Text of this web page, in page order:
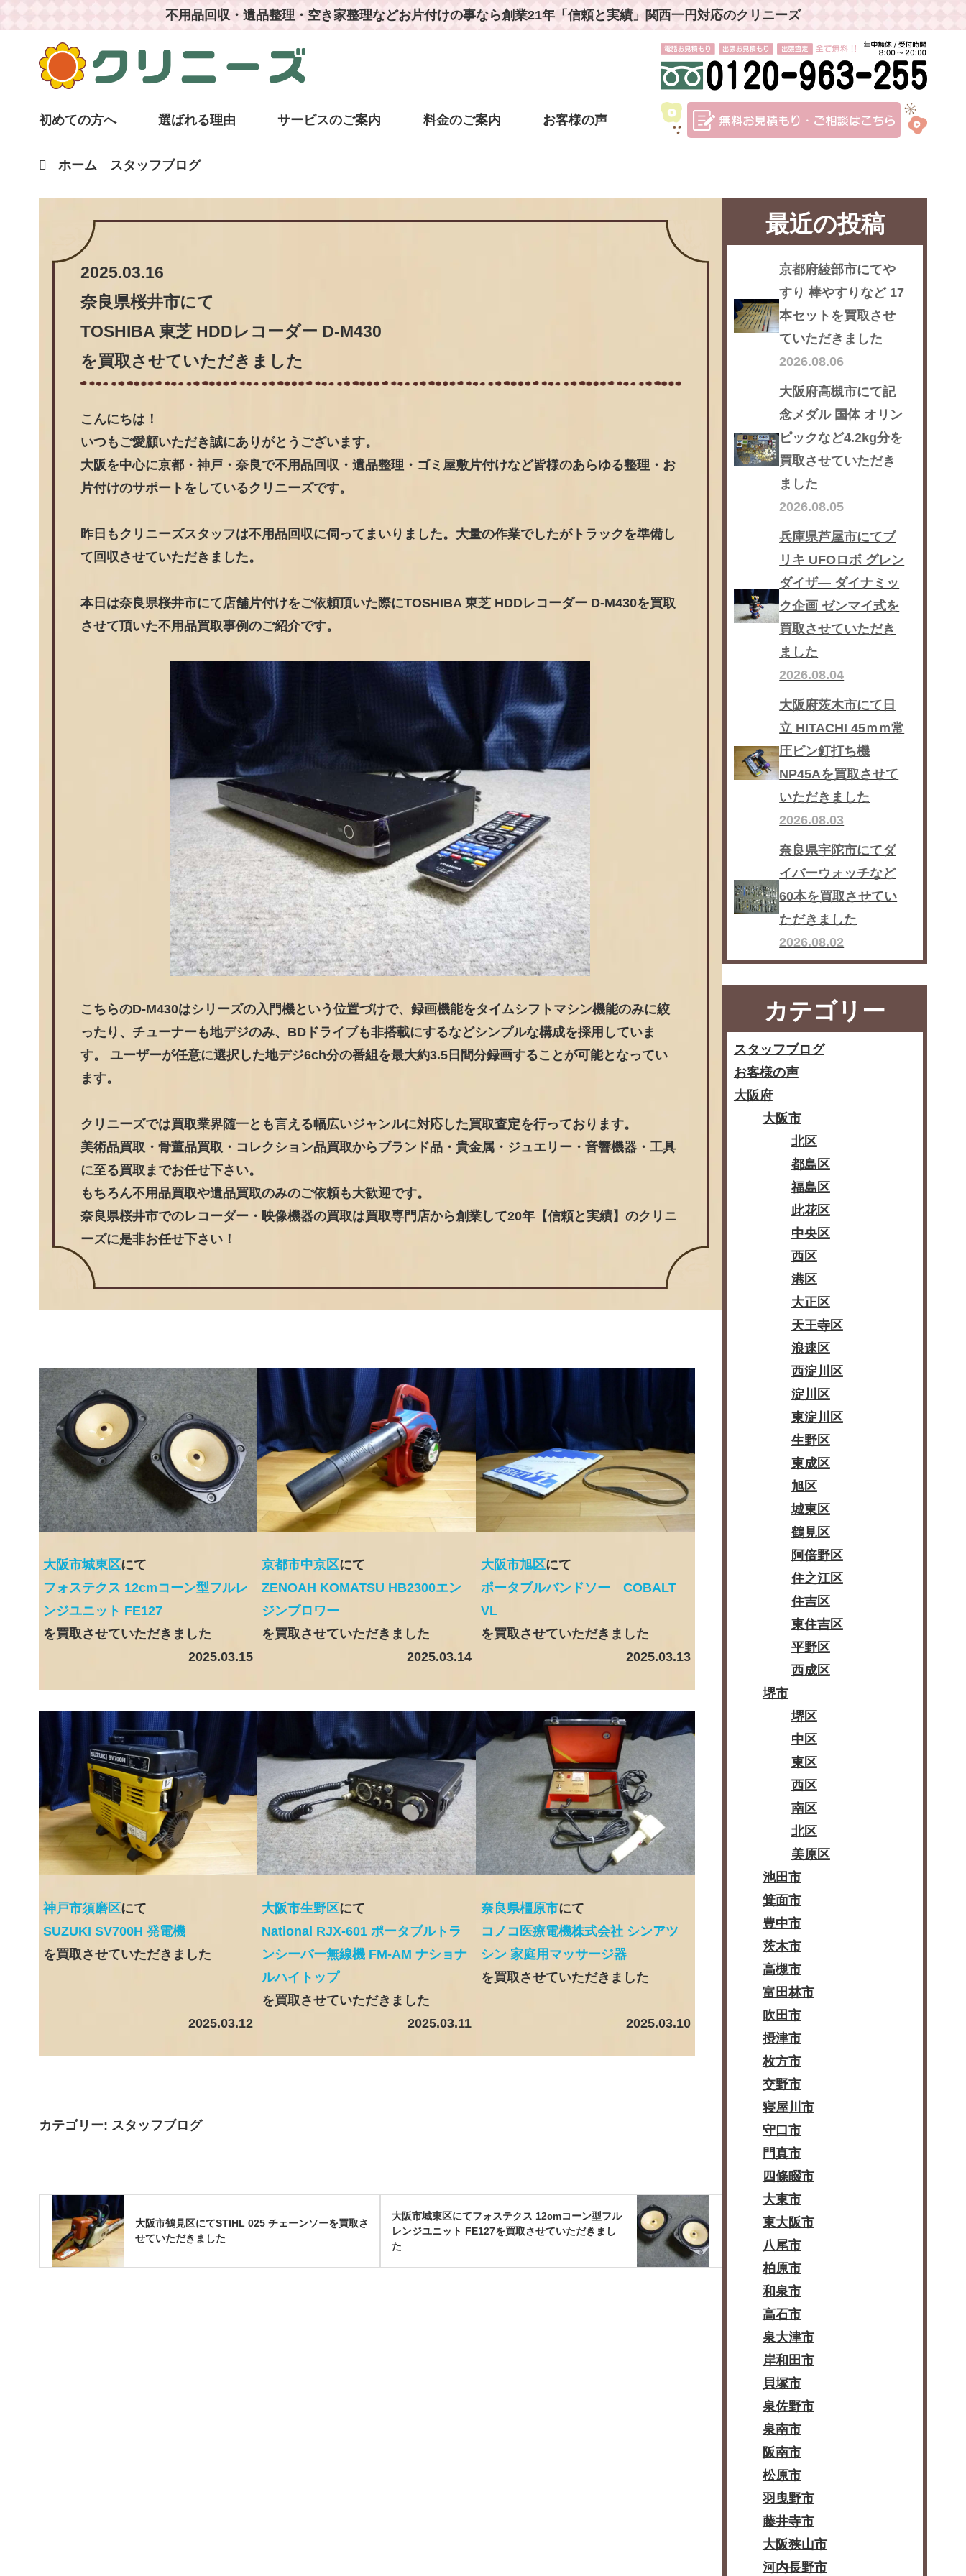
不用品回収・遺品整理・空き家整理などお片付けの事なら創業21年「信頼と実績」関西一円対応のクリニーズ
初めての方へ 選ばれる理由 サービスのご案内 料金のご案内 お客様の声
ホーム スタッフブログ
2025.03.16
奈良県桜井市にて
TOSHIBA 東芝 HDDレコーダー D-M430
を買取させていただきました
こんにちは！
いつもご愛顧いただき誠にありがとうございます。
大阪を中心に京都・神戸・奈良で不用品回収・遺品整理・ゴミ屋敷片付けなど皆様のあらゆる整理・お
片付けのサポートをしているクリニーズです。
昨日もクリニーズスタッフは不用品回収に伺ってまいりました。大量の作業でしたがトラックを準備し
て回収させていただきました。
本日は奈良県桜井市にて店舗片付けをご依頼頂いた際にTOSHIBA 東芝 HDDレコーダー D-M430を買取
させて頂いた不用品買取事例のご紹介です。
こちらのD-M430はシリーズの入門機という位置づけで、録画機能をタイムシフトマシン機能のみに絞
ったり、チューナーも地デジのみ、BDドライブも非搭載にするなどシンプルな構成を採用していま
す。 ユーザーが任意に選択した地デジ6ch分の番組を最大約3.5日間分録画することが可能となってい
ます。
クリニーズでは買取業界随一とも言える幅広いジャンルに対応した買取査定を行っております。
美術品買取・骨董品買取・コレクション品買取からブランド品・貴金属・ジュエリー・音響機器・工具
に至る買取までお任せ下さい。
もちろん不用品買取や遺品買取のみのご依頼も大歓迎です。
奈良県桜井市でのレコーダー・映像機器の買取は買取専門店から創業して20年【信頼と実績】のクリニ
ーズに是非お任せ下さい！
大阪市城東区にて
フォステクス 12cmコーン型フルレ
ンジユニット FE127
を買取させていただきました
2025.03.15
京都市中京区にて
ZENOAH KOMATSU HB2300エン
ジンブロワー
を買取させていただきました
2025.03.14
大阪市旭区にて
ポータブルバンドソー COBALT
VL
を買取させていただきました
2025.03.13
神戸市須磨区にて
SUZUKI SV700H 発電機
を買取させていただきました
2025.03.12
大阪市生野区にて
National RJX-601 ポータブルトラ
ンシーバー無線機 FM-AM ナショナ
ルハイトップ
を買取させていただきました
2025.03.11
奈良県橿原市にて
コノコ医療電機株式会社 シンアツ
シン 家庭用マッサージ器
を買取させていただきました
2025.03.10
カテゴリー: スタッフブログ
大阪市鶴見区にてSTIHL 025 チェーンソーを買取さ
せていただきました
大阪市城東区にてフォステクス 12cmコーン型フル
レンジユニット FE127を買取させていただきまし
た
最近の投稿
京都府綾部市にてや
すり 棒やすりなど 17
本セットを買取させ
ていただきました
2026.08.06
大阪府高槻市にて記
念メダル 国体 オリン
ピックなど4.2kg分を
買取させていただき
ました
2026.08.05
兵庫県芦屋市にてブ
リキ UFOロボ グレン
ダイザ― ダイナミッ
ク企画 ゼンマイ式を
買取させていただき
ました
2026.08.04
大阪府茨木市にて日
立 HITACHI 45ｍｍ常
圧ピン釘打ち機
NP45Aを買取させて
いただきました
2026.08.03
奈良県宇陀市にてダ
イバーウォッチなど
60本を買取させてい
ただきました
2026.08.02
カテゴリー
スタッフブログ
お客様の声
大阪府
大阪市
北区
都島区
福島区
此花区
中央区
西区
港区
大正区
天王寺区
浪速区
西淀川区
淀川区
東淀川区
生野区
東成区
旭区
城東区
鶴見区
阿倍野区
住之江区
住吉区
東住吉区
平野区
西成区
堺市
堺区
中区
東区
西区
南区
北区
美原区
池田市
箕面市
豊中市
茨木市
高槻市
富田林市
吹田市
摂津市
枚方市
交野市
寝屋川市
守口市
門真市
四條畷市
大東市
東大阪市
八尾市
柏原市
和泉市
高石市
泉大津市
岸和田市
貝塚市
泉佐野市
泉南市
阪南市
松原市
羽曳野市
藤井寺市
大阪狭山市
河内長野市